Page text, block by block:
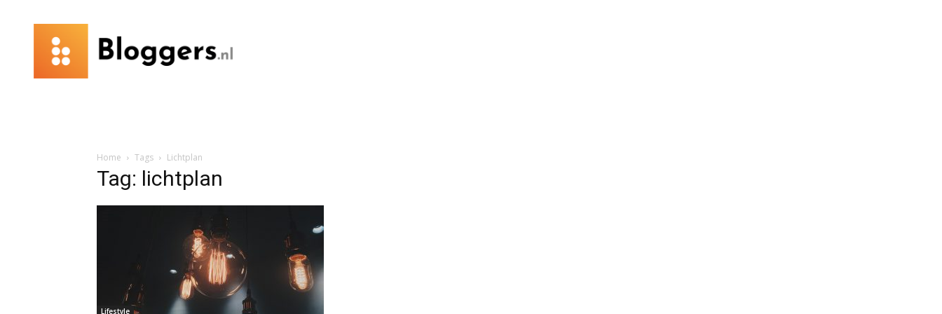
Home Tags Lichtplan
Tag: lichtplan
Lifestyle